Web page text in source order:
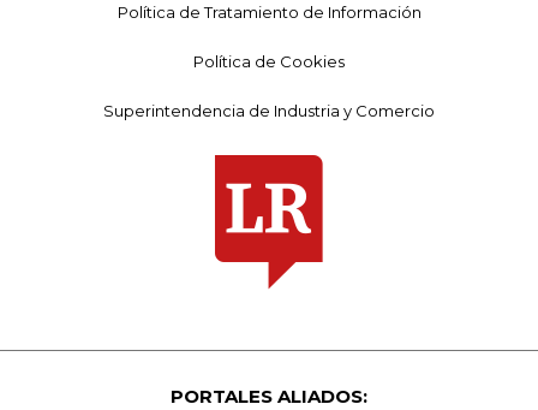
Política de Tratamiento de Información
Política de Cookies
Superintendencia de Industria y Comercio
PORTALES ALIADOS: